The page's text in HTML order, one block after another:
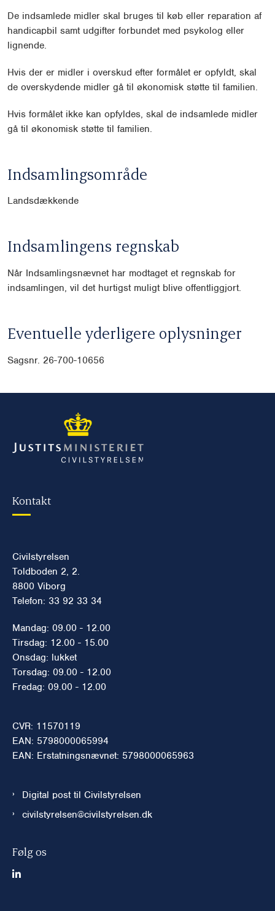
De indsamlede midler skal bruges til køb eller reparation af
handicapbil samt udgifter forbundet med psykolog eller
lignende.
Hvis der er midler i overskud efter formålet er opfyldt, skal
de overskydende midler gå til økonomisk støtte til familien.
Hvis formålet ikke kan opfyldes, skal de indsamlede midler
gå til økonomisk støtte til familien.
Indsamlingsområde
Landsdækkende
Indsamlingens regnskab
Når Indsamlingsnævnet har modtaget et regnskab for
indsamlingen, vil det hurtigst muligt blive offentliggjort.
Eventuelle yderligere oplysninger
Sagsnr. 26-700-10656
Kontakt
Civilstyrelsen
Toldboden 2, 2.
8800 Viborg
Telefon: 33 92 33 34
Mandag: 09.00 - 12.00
Tirsdag: 12.00 - 15.00
Onsdag: lukket
Torsdag: 09.00 - 12.00
Fredag: 09.00 - 12.00
CVR: 11570119
EAN: 5798000065994
EAN: Erstatningsnævnet: 5798000065963
Digital post til Civilstyrelsen
civilstyrelsen@civilstyrelsen.dk
Følg os